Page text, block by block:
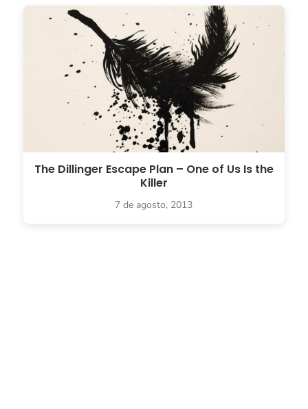
The Dillinger Escape Plan – One of Us Is the
Killer
7 de agosto, 2013